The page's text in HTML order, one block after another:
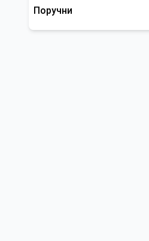
Поручни